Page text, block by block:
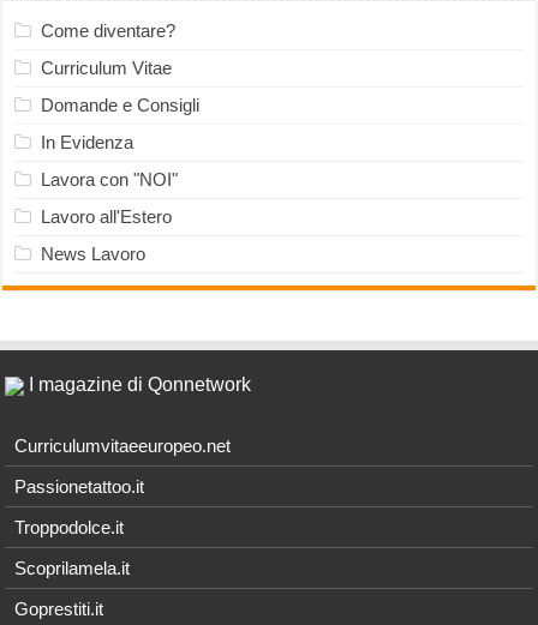
Come diventare?
Curriculum Vitae
Domande e Consigli
In Evidenza
Lavora con "NOI"
Lavoro all'Estero
News Lavoro
I magazine di Qonnetwork
Curriculumvitaeeuropeo.net
Passionetattoo.it
Troppodolce.it
Scoprilamela.it
Goprestiti.it